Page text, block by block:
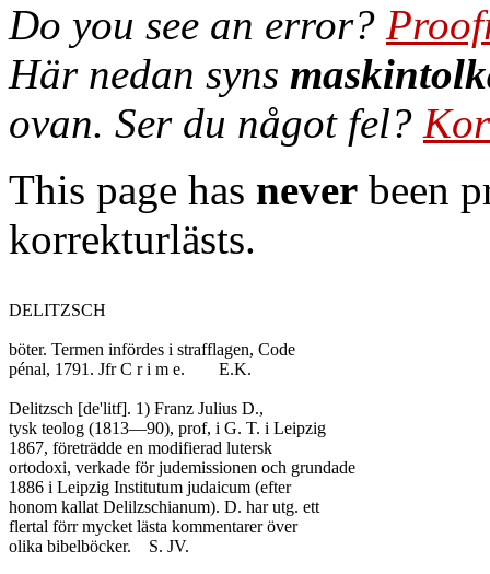
Do you see an error?
Här nedan syns
ovan. Ser du något fel?
This page has never been
korrekturlästs.
DELITZSCH
böter. Termen infördes i strafflagen, Code
pénal, 1791. Jfr C r i m e.	E.K.
Delitzsch [de'litf]. 1) Franz Julius D.,
tysk teolog (1813—90), prof, i G. T. i Leipzig
1867, företrädde en modifierad lutersk
ortodoxi, verkade för judemissionen och grundade
1886 i Leipzig Institutum judaicum (efter
honom kallat Delilzschianum). D. har utg. ett
flertal förr mycket lästa kommentarer över
olika bibelböcker.	S. JV.